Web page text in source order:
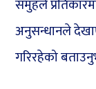
समुहले
अनुसन्धानले
गरिरहेको